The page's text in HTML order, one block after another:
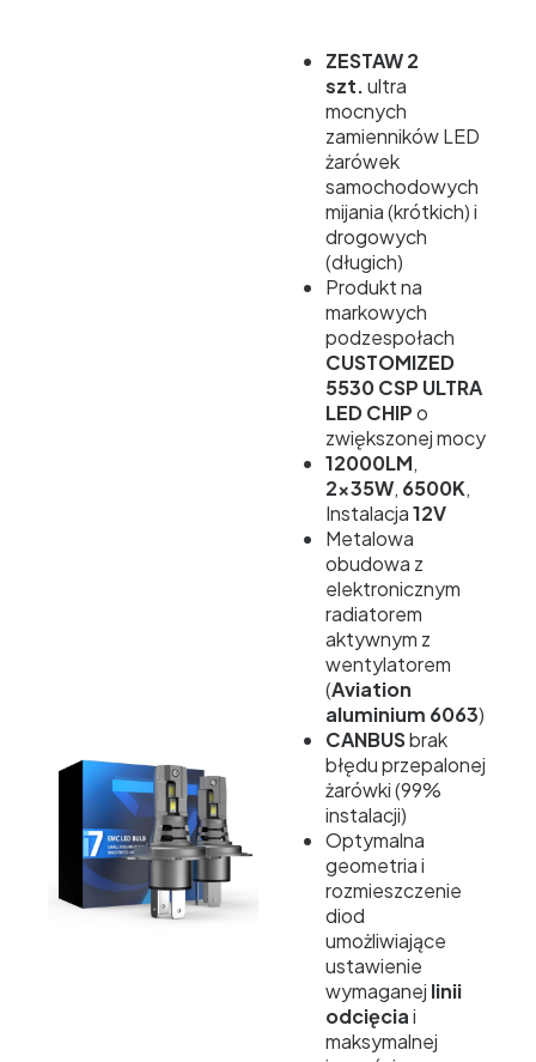
ZESTAW 2
szt.ultra
mocnych
zamienników LED
żarówek
samochodowych
mijania (krótkich) i
drogowych
(długich)
Produkt na
markowych
podzespołach
CUSTOMIZED
5530 CSP ULTRA
LED CHIPo
zwiększonej mocy
12000LM,
2x35W, 6500K,
Instalacja12V
Metalowa
obudowa z
elektronicznym
radiatorem
aktywnym z
wentylatorem
(Aviation
aluminium 6063)
CANBUSbrak
błędu przepalonej
żarówki (99%
instalacji)
Optymalna
geometria i
rozmieszczenie
diod
umożliwiające
ustawienie
wymaganej linii
odcięciai
maksymalnej